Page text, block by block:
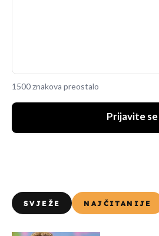
1500 znakova preostalo
Prijavite se
SVJEŽE NAJČITANIJE